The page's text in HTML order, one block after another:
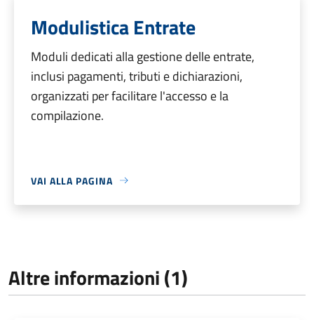
Modulistica Entrate
Moduli dedicati alla gestione delle entrate,
inclusi pagamenti, tributi e dichiarazioni,
organizzati per facilitare l'accesso e la
compilazione.
VAI ALLA PAGINA
Altre informazioni (1)